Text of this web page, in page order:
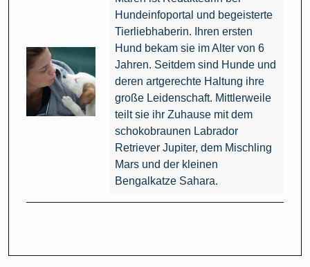
Hundeinfoportal und begeisterte
Tierliebhaberin. Ihren ersten
Hund bekam sie im Alter von 6
Jahren. Seitdem sind Hunde und
deren artgerechte Haltung ihre
große Leidenschaft. Mittlerweile
teilt sie ihr Zuhause mit dem
schokobraunen Labrador
Retriever Jupiter, dem Mischling
Mars und der kleinen
Bengalkatze Sahara.